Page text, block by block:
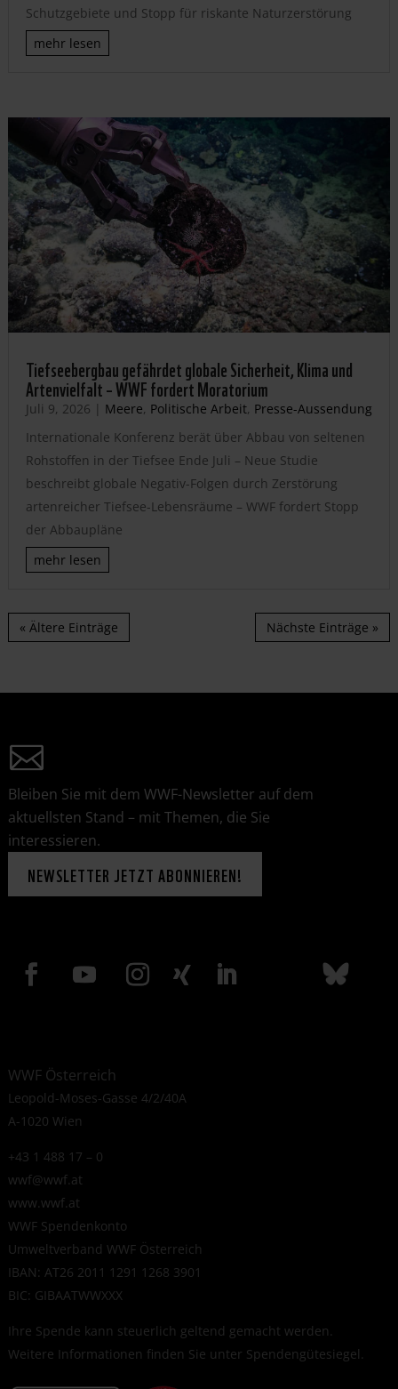
Schutzgebiete und Stopp für riskante Naturzerstörung
mehr lesen
Tiefseebergbau gefährdet globale Sicherheit, Klima und
Artenvielfalt – WWF fordert Moratorium
Juli 9, 2026 | Meere, Politische Arbeit, Presse-Aussendung
Internationale Konferenz berät über Abbau von seltenen
Rohstoffen in der Tiefsee Ende Juli – Neue Studie
beschreibt globale Negativ-Folgen durch Zerstörung
artenreicher Tiefsee-Lebensräume – WWF fordert Stopp
der Abbaupläne
mehr lesen
« Ältere Einträge Nächste Einträge »
Bleiben Sie mit dem WWF-Newsletter auf dem
aktuellsten Stand – mit Themen, die Sie
interessieren.
NEWSLETTER JETZT ABONNIEREN!
WWF Österreich
Leopold-Moses-Gasse 4/2/40A
A-1020 Wien
+43 1 488 17 – 0
wwf@wwf.at
www.wwf.at
WWF Spendenkonto
Umweltverband WWF Österreich
IBAN: AT26 2011 1291 1268 3901
BIC: GIBAATWWXXX
Ihre Spende kann steuerlich geltend gemacht werden.
Weitere Informationen finden Sie unter Spendengütesiegel